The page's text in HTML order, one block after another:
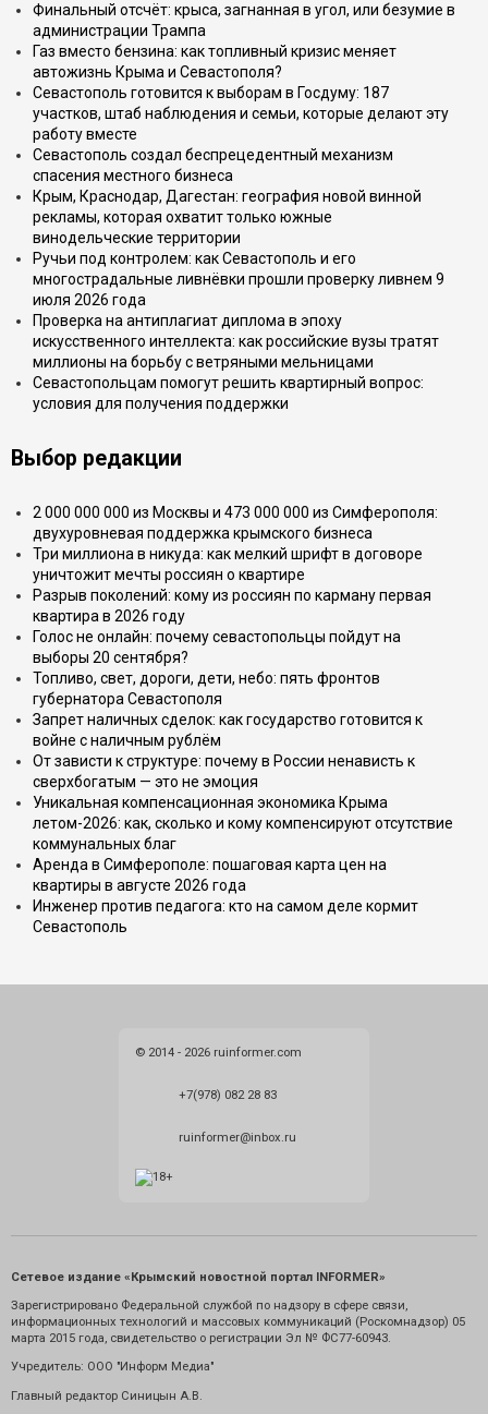
Финальный отсчёт: крыса, загнанная в угол, или безумие в
администрации Трампа
Газ вместо бензина: как топливный кризис меняет
автожизнь Крыма и Севастополя?
Севастополь готовится к выборам в Госдуму: 187
участков, штаб наблюдения и семьи, которые делают эту
работу вместе
Севастополь создал беспрецедентный механизм
спасения местного бизнеса
Крым, Краснодар, Дагестан: география новой винной
рекламы, которая охватит только южные
винодельческие территории
Ручьи под контролем: как Севастополь и его
многострадальные ливнёвки прошли проверку ливнем 9
июля 2026 года
Проверка на антиплагиат диплома в эпоху
искусственного интеллекта: как российские вузы тратят
миллионы на борьбу с ветряными мельницами
Севастопольцам помогут решить квартирный вопрос:
условия для получения поддержки
Выбор редакции
2 000 000 000 из Москвы и 473 000 000 из Симферополя:
двухуровневая поддержка крымского бизнеса
Три миллиона в никуда: как мелкий шрифт в договоре
уничтожит мечты россиян о квартире
Разрыв поколений: кому из россиян по карману первая
квартира в 2026 году
Голос не онлайн: почему севастопольцы пойдут на
выборы 20 сентября?
Топливо, свет, дороги, дети, небо: пять фронтов
губернатора Севастополя
Запрет наличных сделок: как государство готовится к
войне с наличным рублём
От зависти к структуре: почему в России ненависть к
сверхбогатым — это не эмоция
Уникальная компенсационная экономика Крыма
летом-2026: как, сколько и кому компенсируют отсутствие
коммунальных благ
Аренда в Симферополе: пошаговая карта цен на
квартиры в августе 2026 года
Инженер против педагога: кто на самом деле кормит
Севастополь
© 2014 - 2026 ruinformer.com
+7(978) 082 28 83
ruinformer@inbox.ru
Сетевое издание «Крымский новостной портал INFORMER»
Зарегистрировано Федеральной службой по надзору в сфере связи,
информационных технологий и массовых коммуникаций (Роскомнадзор) 05
марта 2015 года, свидетельство о регистрации Эл № ФС77-60943.
Учредитель: ООО "Информ Медиа"
Главный редактор Синицын А.В.